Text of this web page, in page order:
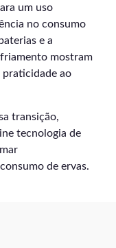
um uso
no consumo
e a
mostram
ao
transição,
tecnologia de
de ervas.